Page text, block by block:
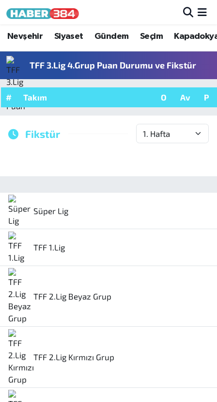
Nevşehir Siyaset Gündem Seçim
TFF 3.Lig 4.Grup Puan Durumu ve Fikstür
# Takım O Av P
Fikstür
Süper Lig
TFF 1.Lig
TFF 2.Lig Beyaz Grup
TFF 2.Lig Kırmızı Grup
Nöbetçi Eczaneler
Hava Durumu
Trafik Durumu
Tüm Manşetler